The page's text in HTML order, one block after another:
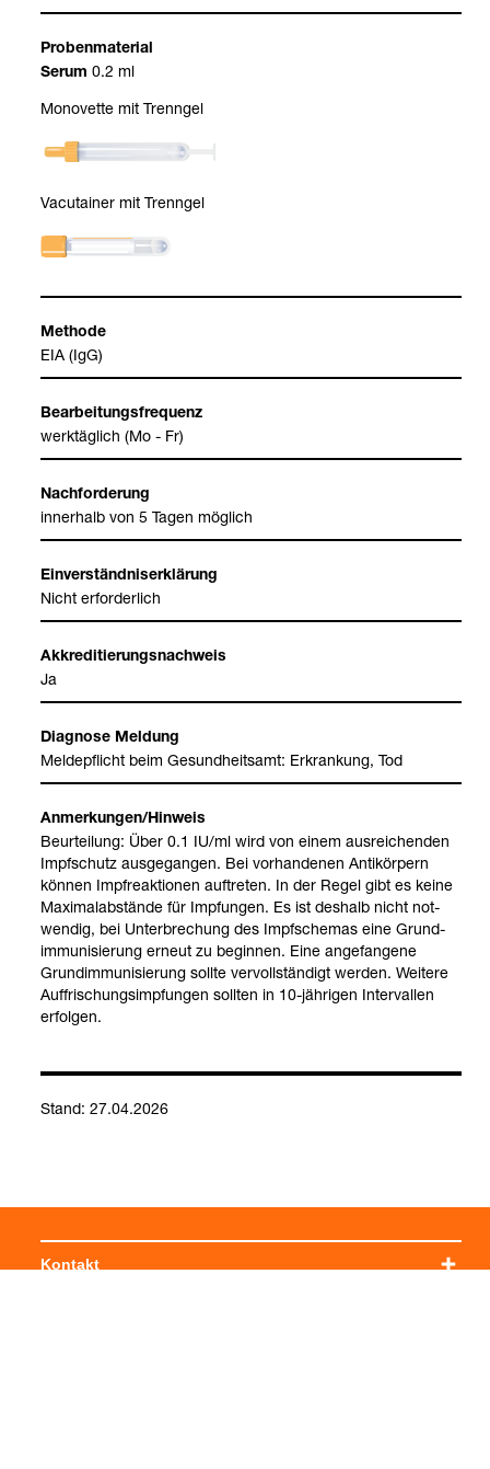
Pro­ben­ma­te­rial
Serum 0.2 ml
Mono­vette mit Trenn­gel
Vacu­tai­ner mit Trenn­gel
Methode
EIA (IgG)
Bear­bei­tungs­fre­quenz
werk­täg­lich (Mo - Fr)
Nach­for­de­rung
inner­halb von 5 Tagen mög­lich
Ein­ver­ständ­nis­er­klä­rung
Nicht erfor­der­lich
Akkre­di­tie­rungs­nach­weis
Ja
Dia­gnose Mel­dung
Mel­de­pflicht beim Gesund­heits­amt: Erkran­kung, Tod
Anmer­kun­gen/Hin­weis
Beur­tei­lung: Über 0.1 IU/ml wird von einem aus­rei­chen­den
Impf­schutz aus­ge­gan­gen. Bei vor­han­de­nen Anti­kör­pern
kön­nen Impf­re­ak­tio­nen auf­tre­ten. In der Regel gibt es keine
Maxi­mal­ab­stände für Imp­fun­gen. Es ist des­halb nicht not­
wen­dig, bei Unter­bre­chung des Impf­sche­mas eine Grund­
im­mu­ni­sie­rung erneut zu begin­nen. Eine ange­fan­gene
Grund­im­mu­ni­sie­rung sollte ver­voll­stän­digt wer­den. Wei­tere
Auf­fri­schungs­imp­fun­gen soll­ten in 10-​jäh­ri­gen Inter­val­len
erfol­gen.
Stand: 27.04.2026
Kontakt